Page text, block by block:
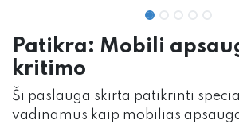
Patikra: Mobili
kritimo
Ši paslauga skirta patikrinti
vadinamus kaip mobilias